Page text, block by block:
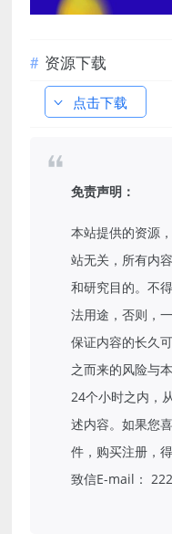
资源下载
点击下载
免责声明：
本站提供的资源
站无关，所有内
和研究目的。不
法用途，否则，
保证内容的长久
之而来的风险与
24个小时之内，
述内容。如果您
件，购买注册，
致信E-mail：